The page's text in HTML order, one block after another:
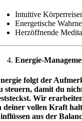
Intuitive
Energetische
Herzöffnende
Energie-
folgt der
steuern, damit du
Wir
deiner vollen Kraft
aus der